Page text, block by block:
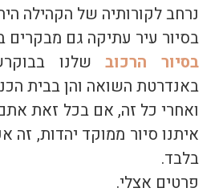
נרחב לקורותיה של הקהילה
בסיור עיר עתיקה גם
בסיור הרכובשלנו
באנדרטת השואה והן בבית
ואחרי כל זה, אם בכל זאת
איתנו סיור ממוקד יהדות, זה
בלבד.
פרטים אצלי.